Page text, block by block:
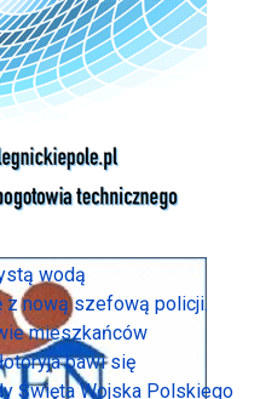
wodą
z nową szefową policji.
mieszkańców
bawi się
Święta Wojska Polskiego